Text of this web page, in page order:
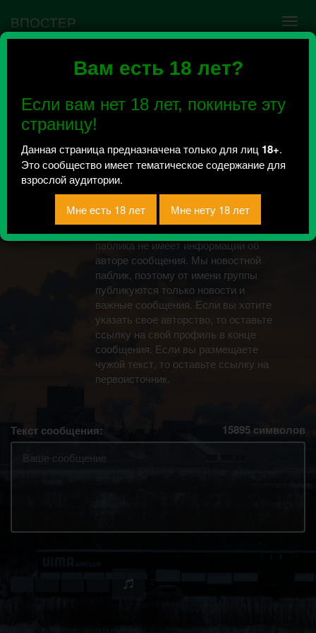
Вам есть 18 лет?
Если вам нет 18 лет, покиньте эту
страницу!
Данная страница предназначена только для лиц 18+.
Это сообщество имеет тематическое содержание для
взрослой аудитории.
ВПОСТЕР
Ошибка VK API #5
сообщества нужно авторизоваться на сервисе
повторно.
Новости
Новодвинска [18+]
Сообщения через этот сервис
публикуются анонимно. Редакция
паблика не имеет информации об
авторе сообщения. Мы новостной
паблик, поэтому от имени группы
публикуются только новости и
важные сообщения. Если вы хотите
указать свое авторство, то оставьте
ссылку на свой профиль в конце
сообщения. Если вы размещаете
чужой текст, то оставьте ссылку на
первоисточник.
Текст сообщения: 15895 символов